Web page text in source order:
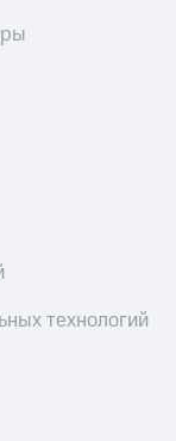
технологий